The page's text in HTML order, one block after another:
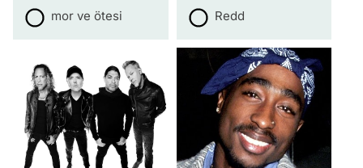
mor ve ötesi Redd